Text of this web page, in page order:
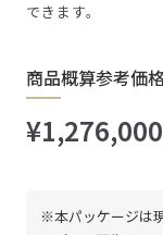
できます。
商品概算参考価
¥1,276,000
※本パッケージは